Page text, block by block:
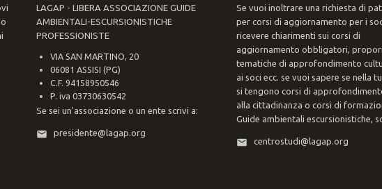
LAGAP - LIBERA ASSOCIAZIONE GUIDE
AMBIENTALI-ESCURSIONISTICHE
PROFESSIONISTE
VIA SAN MARTINO, 20
06081 ASSISI (PG)
C.F. 94158950546
P. iva 03730630542
Se sei un'associazione o un ente scrivi a:
presidente@lagap.org
Se vuoi inoltrare una richiesta di
per corsi di aggiornamento per i
ricevere chiarimenti sui corsi di
aggiornamento obbligatori,
tematiche di approfondimento
ai soci ecc. se vuoi sapere se nella
si tengono corsi di
alla cittadinanza o corsi di
Guide ambientali escursionistiche,
centrostudi@lagap.org